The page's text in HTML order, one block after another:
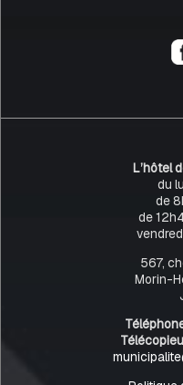
L’hôtel
du
de
de
567,
Morin-